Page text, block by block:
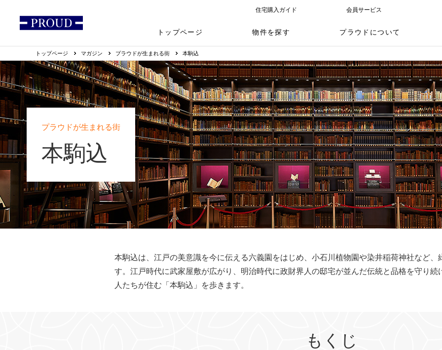
トップページ 物件を探す プラウドについて
住宅購入ガイド 会員サービス
トップページ マガジン プラウドが生まれる街 本駒込
プラウドが生まれる街
本駒込
本駒込は、江戸の美意識を今に伝える六義園をはじめ、小石川植物園や染井稲荷神社など、
す。江戸時代に武家屋敷が広がり、明治時代に政財界人の邸宅が並んだ伝統と品格を守り続
人たちが住む「本駒込」を歩きます。
もくじ